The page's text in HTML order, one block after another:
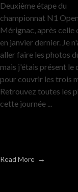
Deuxième étape du
championnat N1
Mérignac, après celle
en janvier dernier. Je
aller faire les photos
mais j'étais présent le
pour couvrir les trois
Retrouvez toutes les
cette journée ...
Read More